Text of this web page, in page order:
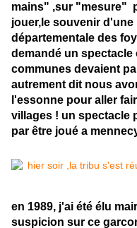
mains" ,sur "mesure"
jouer,le souvenir
départementale des
demandé un
communes devaient
autrement dit nous
l'essonne pour aller
villages ! un spectacle
par être joué a
en 1989, j'ai été élu
suspicion sur ce